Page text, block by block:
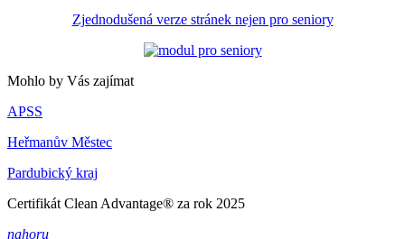
Zjednodušená verze stránek nejen pro seniory
Mohlo by Vás zajímat
APSS
Heřmanův Městec
Pardubický kraj
Certifikát Clean Advantage® za rok 2025
nahoru